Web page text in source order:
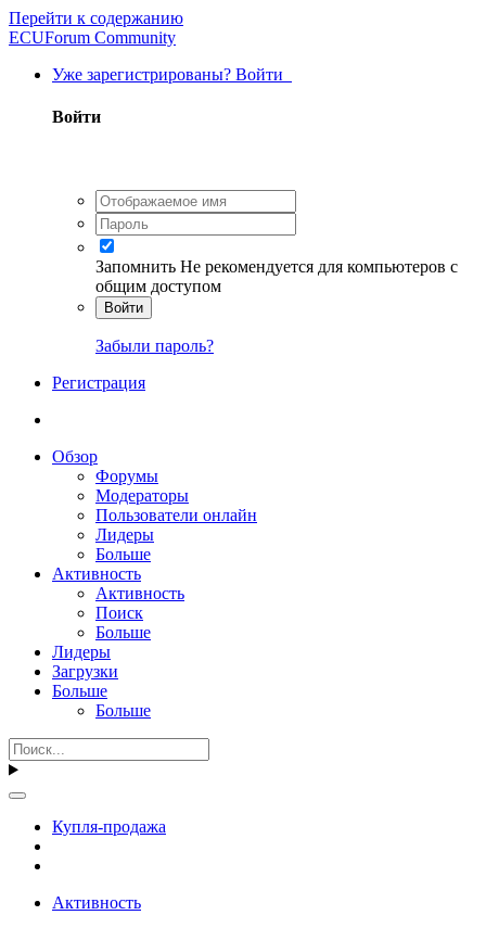
Перейти к содержанию
ECUForum Community
Уже зарегистрированы? Войти
Войти
Запомнить Не рекомендуется для компьютеров с
общим доступом
Войти
Забыли пароль?
Регистрация
Обзор
Форумы
Модераторы
Пользователи онлайн
Лидеры
Больше
Активность
Активность
Поиск
Больше
Лидеры
Загрузки
Больше
Больше
Купля-продажа
Активность